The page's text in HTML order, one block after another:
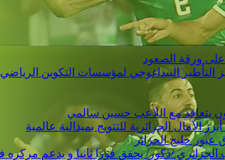
ورقة الصعود
التأطير البيداغوجي لمؤسسات التكوين الرياضي
يتعاقد مع اللاعب حسين سالمي